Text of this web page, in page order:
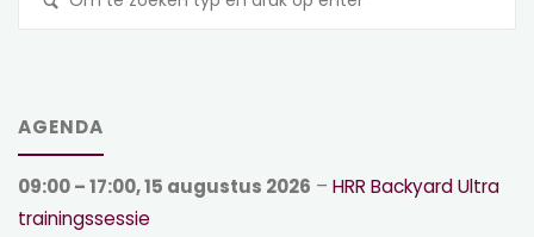
AGENDA
09:00– 17:00,15 augustus 2026 –HRR Backyard Ultra
trainingssessie